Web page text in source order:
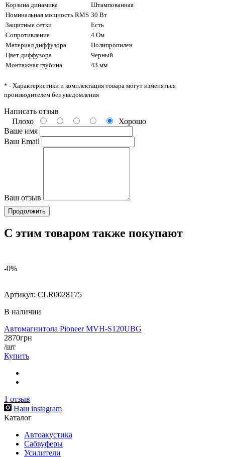
Корзина динамика
Штампованная
Номинальная мощность RMS 30 Вт
Защитные сетки
Есть
Сопротивление
4 Ом
Материал диффузора
Полипропилен
Цвет диффузора
Черный
Монтажная глубина
43 мм
* - Характеристики и комплектация товара могут изменяться
производителем без уведомления
Написать отзыв
Плохо
Хорошо
Ваше имя
Ваш Email
Ваш отзыв
Продолжить
С этим товаром также покупают
-0%
Артикул: CLR0028175
В наличии
Автомагнитола Pioneer MVH-S120UBG
2870грн
/шт
Купить
1 отзыв
Наш instagram
Каталог
Автоакустика
Сабвуферы
Усилители